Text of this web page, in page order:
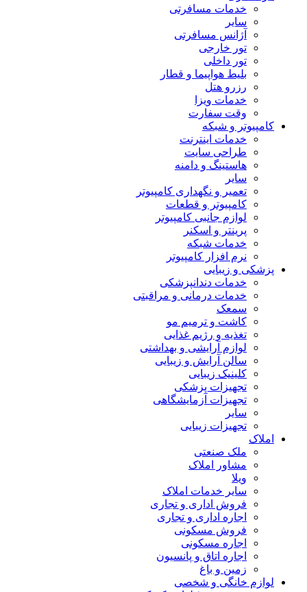
خدمات مسافرتی
سایر
آژانس مسافرتی
تور خارجی
تور داخلی
بلیط هواپیما و قطار
رزرو هتل
خدمات ویزا
وقت سفارت
کامپیوتر و شبکه
خدمات اینترنت
طراحی سایت
هاستینگ و دامنه
سایر
تعمیر و نگهداری کامپیوتر
کامپیوتر و قطعات
لوازم جانبی کامپیوتر
پرینتر و اسکنر
خدمات شبکه
نرم افزار کامپیوتر
پزشکی و زیبایی
خدمات دندانپزشکی
خدمات درمانی و مراقبتی
سمعک
کاشت و ترمیم مو
تغذیه و رژیم غذایی
لوازم آرایشی و بهداشتی
سالن آرایش و زیبایی
کلینیک زیبایی
تجهیزات پزشکی
تجهیزات آزمایشگاهی
سایر
تجهیزات زیبایی
املاک
ملک صنعتی
مشاور املاک
ویلا
سایر خدمات املاک
فروش اداری و تجاری
اجاره اداری و تجاری
فروش مسکونی
اجاره مسکونی
اجاره اتاق و پانسیون
زمین و باغ
لوازم خانگی و شخصی